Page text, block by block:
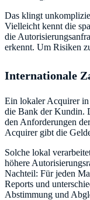
Das klingt
Vielleicht kennt die
die
erkennt. Um Risiken
Internationale
Ein lokaler Acquirer in
die Bank der Kundin.
den Anforderungen
Acquirer gibt die
Solche lokal
höhere
Nachteil: Für jeden
Reports und
Abstimmung und